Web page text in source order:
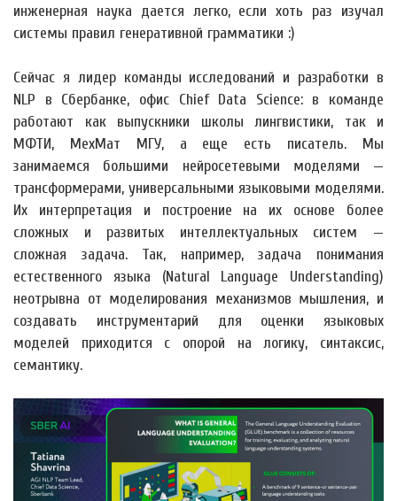
инженерная наука дается легко, если хоть раз изучал
системы правил генеративной грамматики :)
Сейчас я лидер команды исследований и разработки в
NLP в Сбербанке, офис Chief Data Science: в команде
работают как выпускники школы лингвистики, так и
МФТИ, МехМат МГУ, а еще есть писатель. Мы
занимаемся большими нейросетевыми моделями —
трансформерами, универсальными языковыми моделями.
Их интерпретация и построение на их основе более
сложных и развитых интеллектуальных систем —
сложная задача. Так, например, задача понимания
естественного языка (Natural Language Understanding)
неотрывна от моделирования механизмов мышления, и
создавать инструментарий для оценки языковых
моделей приходится с опорой на логику, синтаксис,
семантику.